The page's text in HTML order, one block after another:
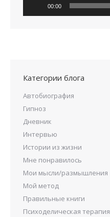
00:00
Категории блога
Автобиография
Гипноз
Дневник
Интервью
Истории из жизни
Мне понравилось
Мои мысли/размышления
Мой метод
Правильные книги
Психоделическая терапия